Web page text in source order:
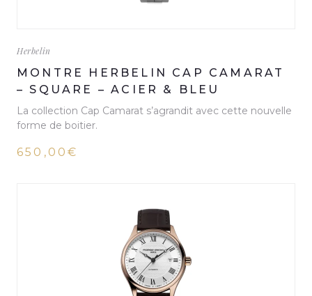
Herbelin
MONTRE HERBELIN CAP CAMARAT
– SQUARE – ACIER & BLEU
La collection Cap Camarat s’agrandit avec cette nouvelle
forme de boitier.
650,00€